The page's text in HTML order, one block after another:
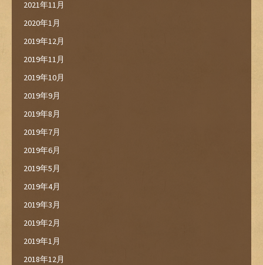
2021年11月
2020年1月
2019年12月
2019年11月
2019年10月
2019年9月
2019年8月
2019年7月
2019年6月
2019年5月
2019年4月
2019年3月
2019年2月
2019年1月
2018年12月